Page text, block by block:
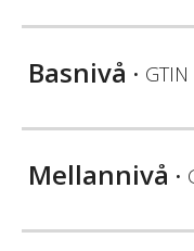
Basnivå • GTIN
Mellannivå •